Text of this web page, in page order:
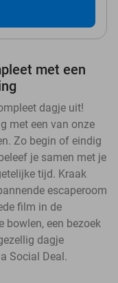
met een
dagje uit!
met een van onze
Zo begin of eindig
je samen met je
tijd. Kraak
escaperoom
film in de
bowlen, een bezoek
dagje
Social Deal.